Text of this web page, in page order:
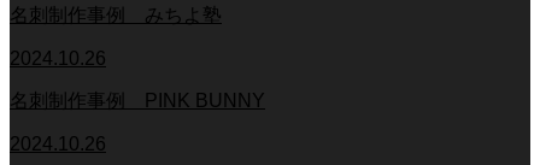
名刺制作事例 みちよ塾
2024.10.26
名刺制作事例 PINK BUNNY
2024.10.26